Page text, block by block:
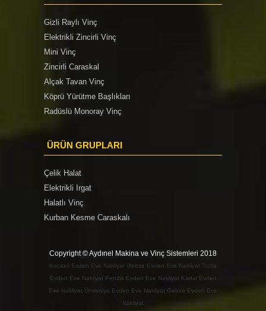
Gizli Raylı Vinç
Elektrikli Zincirli Vinç
Mini Vinç
Zincirli Caraskal
Alçak Tavan Vinç
Köprü Yürütme Başlıkları
Radüslü Monoray Vinç
ÜRÜN GRUPLARI
Çelik Halat
Elektrikli Irgat
Halatlı Vinç
Kurban Kesme Caraskalı
Copyright © Aydınel Makina ve Vinç Sistemleri 2018
Kocaeli Evden Eve Nakliyat Gebze Evden Eve Nakliyat Tuzla
Evden Eve Nakliyat Pendik Evden Eve Nakliyat Kartal Evden
Eve Nakliyat Ümraniye Evden Eve Nakliyat Gebze Evden Eve
Nakliyat